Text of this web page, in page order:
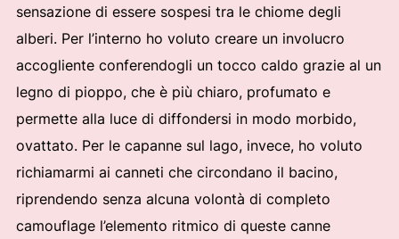
sensazione di essere sospesi tra le chiome degli
alberi. Per l’interno ho voluto creare un involucro
accogliente conferendogli un tocco caldo grazie al un
legno di pioppo, che è più chiaro, profumato e
permette alla luce di diffondersi in modo morbido,
ovattato. Per le capanne sul lago, invece, ho voluto
richiamarmi ai canneti che circondano il bacino,
riprendendo senza alcuna volontà di completo
camouflage l’elemento ritmico di queste canne